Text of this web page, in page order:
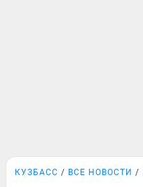
КУЗБАСС ВСЕ НОВОСТИ